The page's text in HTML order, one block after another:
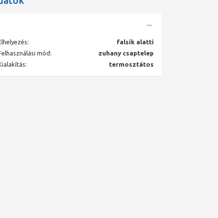
falsík alatti
mód:
zuhany csaptelep
termosztátos